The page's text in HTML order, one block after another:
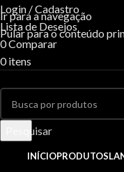
Ir para a navegação
Pular para o conteúdo
Login / Cadastro
Lista de Desejos
0Comparar
0itens
Pesquisar
INÍCIOPRODUTOS